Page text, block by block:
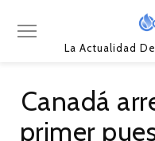
La Actualidad
Canadá
primer